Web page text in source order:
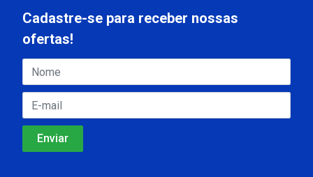
Cadastre-se para receber nossas
ofertas!